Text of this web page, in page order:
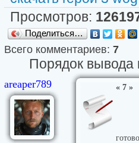
Просмотров:
Поделиться…
Всего комментариев: 7
Порядок вывода
areaper789 « 7 »